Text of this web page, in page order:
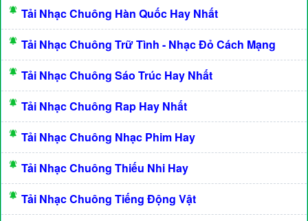
Tải Nhạc Chuông Hàn Quốc Hay Nhất
Tải Nhạc Chuông Trữ Tình - Nhạc Đỏ Cách Mạng
Tải Nhạc Chuông Sáo Trúc Hay Nhất
Tải Nhạc Chuông Rap Hay Nhất
Tải Nhạc Chuông Nhạc Phim Hay
Tải Nhạc Chuông Thiếu Nhi Hay
Tải Nhạc Chuông Tiếng Động Vật